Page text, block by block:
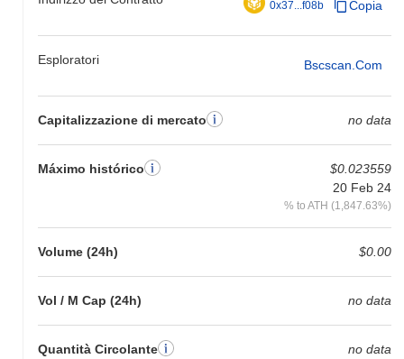
0x37...f08b Copia
Esploratori Bscscan.com
Capitalizzazione di mercato no data
Máximo histórico
$0.023559
20 Feb 24
% to ATH (1,847.63%)
Volume (24h) $0.00
Vol / M Cap (24h) no data
Quantità Circolante
no data